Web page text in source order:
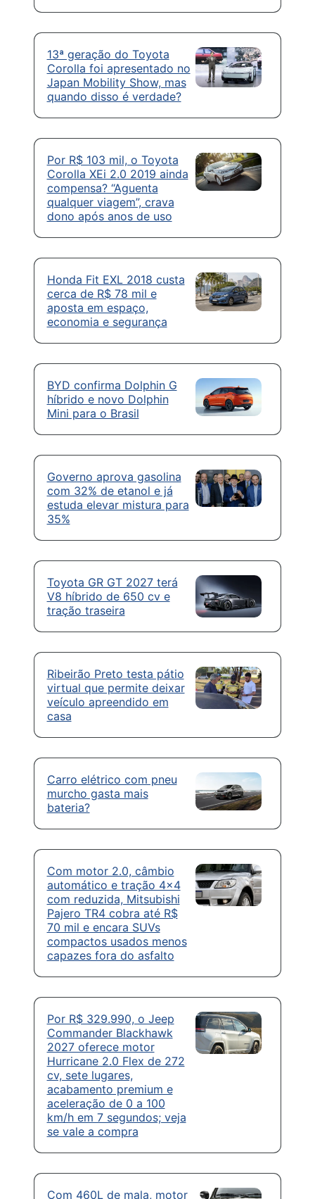
13ª geração do Toyota
Corolla foi apresentado no
Japan Mobility Show, mas
quando disso é verdade?
Por R$ 103 mil, o Toyota
Corolla XEi 2.0 2019 ainda
compensa? “Aguenta
qualquer viagem”, crava
dono após anos de uso
Honda Fit EXL 2018 custa
cerca de R$ 78 mil e
aposta em espaço,
economia e segurança
BYD confirma Dolphin G
híbrido e novo Dolphin
Mini para o Brasil
Governo aprova gasolina
com 32% de etanol e já
estuda elevar mistura para
35%
Toyota GR GT 2027 terá
V8 híbrido de 650 cv e
tração traseira
Ribeirão Preto testa pátio
virtual que permite deixar
veículo apreendido em
casa
Carro elétrico com pneu
murcho gasta mais
bateria?
Com motor 2.0, câmbio
automático e tração 4×4
com reduzida, Mitsubishi
Pajero TR4 cobra até R$
70 mil e encara SUVs
compactos usados menos
capazes fora do asfalto
Por R$ 329.990, o Jeep
Commander Blackhawk
2027 oferece motor
Hurricane 2.0 Flex de 272
cv, sete lugares,
acabamento premium e
aceleração de 0 a 100
km/h em 7 segundos; veja
se vale a compra
Com 460L de mala, motor